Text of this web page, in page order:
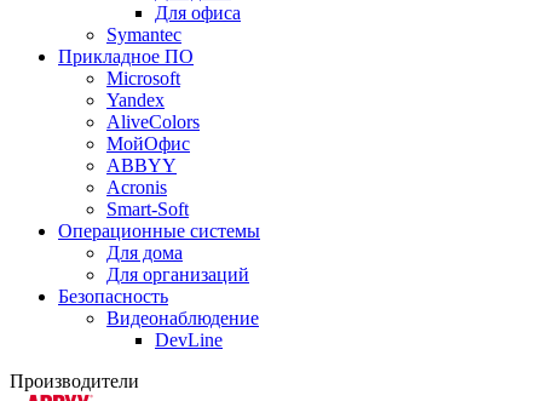
Для офиса
Symantec
Прикладное ПО
Microsoft
Yandex
AliveColors
МойОфис
ABBYY
Acronis
Smart-Soft
Операционные системы
Для дома
Для организаций
Безопасность
Видеонаблюдение
DevLine
Производители